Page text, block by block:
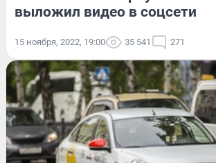
выложил видео в соцсети
15 ноября, 2022, 19:00 35 541 271